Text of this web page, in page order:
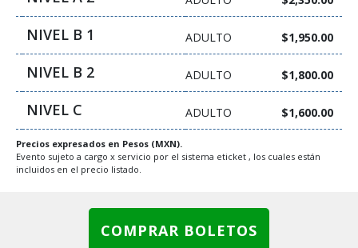
NIVEL B 1 ADULTO $1,950.00
NIVEL B 2 ADULTO $1,800.00
NIVEL C ADULTO $1,600.00
Precios expresados en Pesos (MXN).
Evento sujeto a cargo x servicio por el sistema eticket , los cuales están
incluidos en el precio listado.
COMPRAR BOLETOS